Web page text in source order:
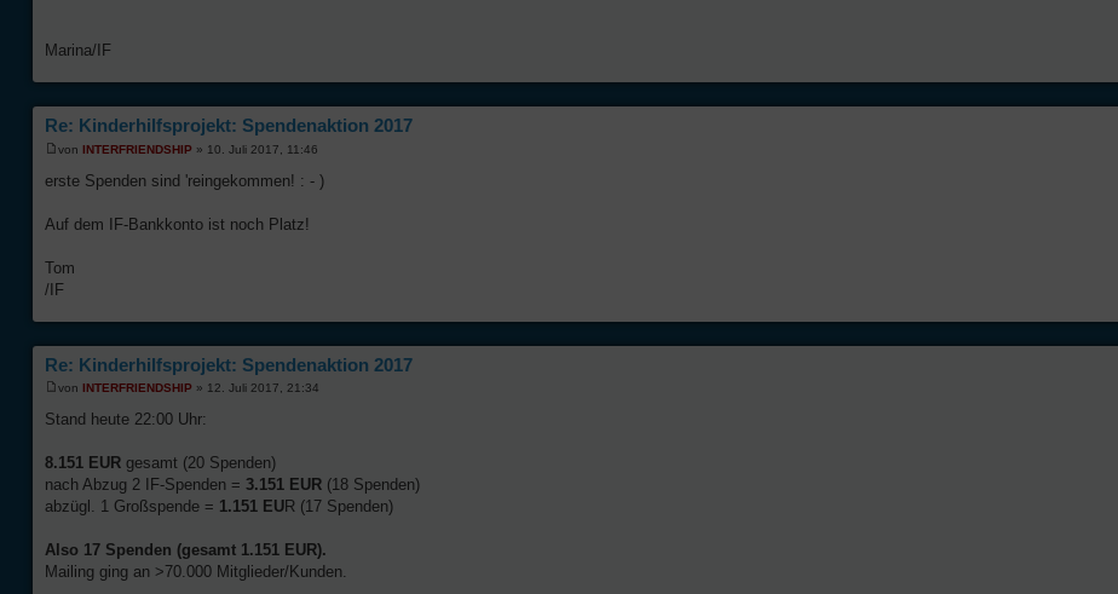
Marina/IF
Re: Kinderhilfsprojekt: Spendenaktion 2017
von INTERFRIENDSHIP » 10. Juli 2017, 11:46
erste Spenden sind 'reingekommen! : - )
Auf dem IF-Bankkonto ist noch Platz!
Tom
/IF
Re: Kinderhilfsprojekt: Spendenaktion 2017
von INTERFRIENDSHIP » 12. Juli 2017, 21:34
Stand heute 22:00 Uhr:
8.151 EUR gesamt (20 Spenden)
nach Abzug 2 IF-Spenden = 3.151 EUR (18 Spenden)
abzügl. 1 Großspende = 1.151 EUR (17 Spenden)
Also 17 Spenden (gesamt 1.151 EUR).
Mailing ging an >70.000 Mitglieder/Kunden.